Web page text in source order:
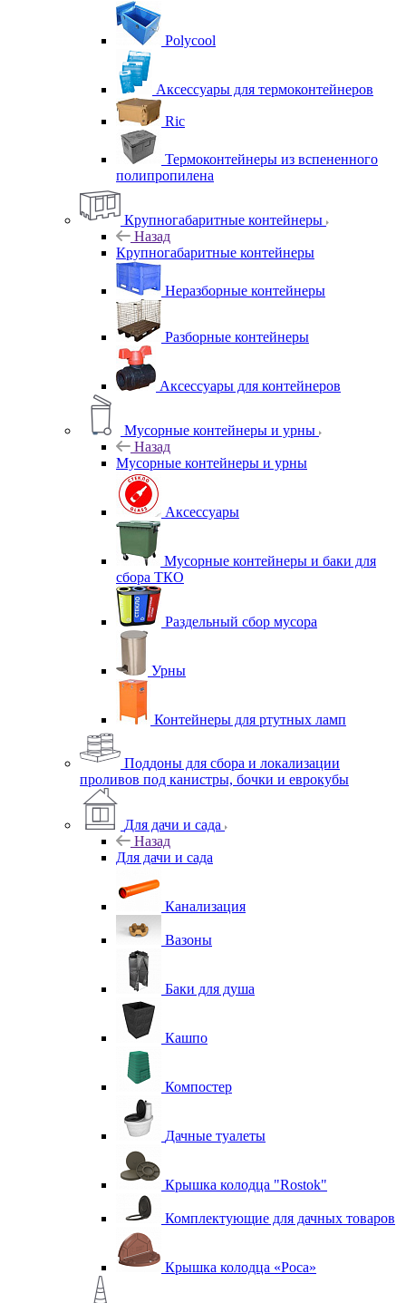
Polycool
Аксессуары для термоконтейнеров
Ric
Термоконтейнеры из вспененного
полипропилена
Крупногабаритные контейнеры
Назад
Крупногабаритные контейнеры
Неразборные контейнеры
Разборные контейнеры
Аксессуары для контейнеров
Мусорные контейнеры и урны
Назад
Мусорные контейнеры и урны
Аксессуары
Мусорные контейнеры и баки для
сбора ТКО
Раздельный сбор мусора
Урны
Контейнеры для ртутных ламп
Поддоны для сбора и локализации
проливов под канистры, бочки и еврокубы
Для дачи и сада
Назад
Для дачи и сада
Канализация
Вазоны
Баки для душа
Кашпо
Компостер
Дачные туалеты
Крышка колодца "Rostok"
Комплектующие для дачных товаров
Крышка колодца «Роса»